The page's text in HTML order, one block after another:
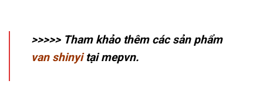
>>>>> Tham khảo thêm các sản phẩm
van shinyi tại mepvn.